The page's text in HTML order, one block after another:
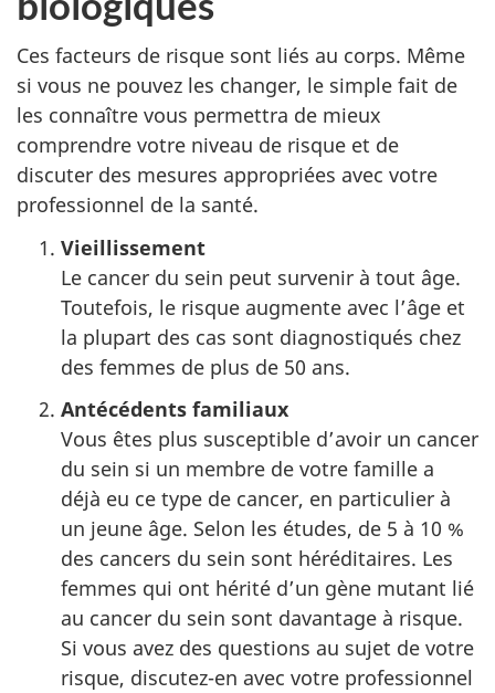
Ces facteurs de risque sont liés au corps. Même
si vous ne pouvez les changer, le simple fait de
les connaître vous permettra de mieux
comprendre votre niveau de risque et de
discuter des mesures appropriées avec votre
professionnel de la santé.
Vieillissement
Le cancer du sein peut survenir à tout âge.
Toutefois, le risque augmente avec l’âge et
la plupart des cas sont diagnostiqués chez
des femmes de plus de 50 ans.
Antécédents familiaux
Vous êtes plus susceptible d’avoir un cancer
du sein si un membre de votre famille a
déjà eu ce type de cancer, en particulier à
un jeune âge. Selon les études, de 5 à 10 %
des cancers du sein sont héréditaires. Les
femmes qui ont hérité d’un gène mutant lié
au cancer du sein sont davantage à risque.
Si vous avez des questions au sujet de votre
risque, discutez-en avec votre professionnel